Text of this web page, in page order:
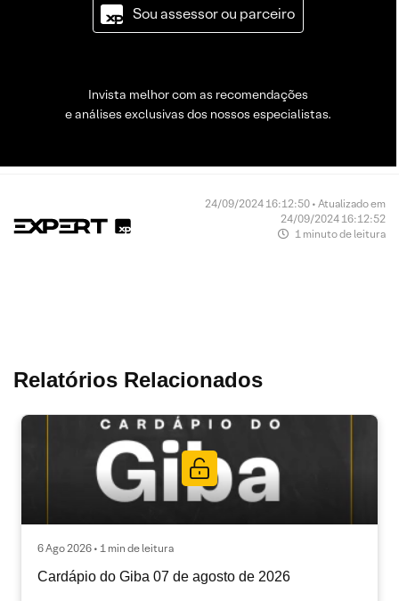
Sou assessor ou parceiro
Invista melhor com as recomendações
e análises exclusivas dos nossos especialistas.
24/09/2024 16:12:50 • Atualizado em
24/09/2024 16:12:52
1 minuto de leitura
Relatórios Relacionados
6 Ago 2026 • 1 min de leitura
Cardápio do Giba 07 de agosto de 2026